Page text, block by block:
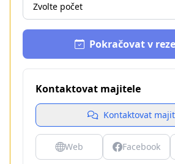
Zvolte počet
Pokračovat v
Kontaktovat majitele
Kontaktovat
Web Facebook